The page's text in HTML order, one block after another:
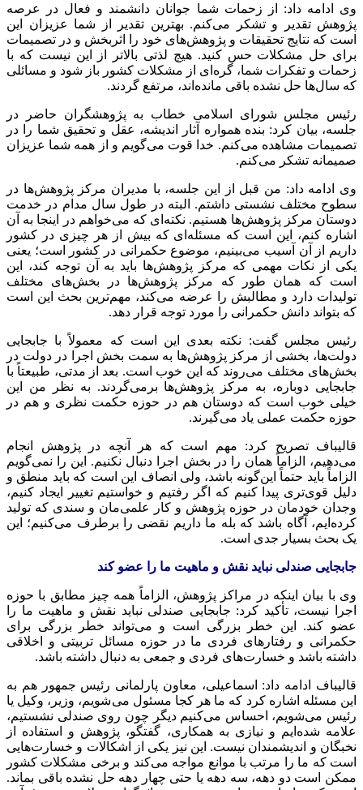
وی ادامه داد: از زحمات شما جوانان دانشمند و فعال در عرصه
پژوهش تقدیر و تشکر می‌کنم. بهترین تقدیر از شما عزیزان این
است که نتایج تحقیقات و پژوهش‌های خود را اثربخش و در تصمیمات
برای حل مشکلات حس کنید. هیچ لذتی بالاتر از این نیست که با
زحمات و تفکرات شما، گره‌ای از مشکلات کشور باز شود و مسائلی
که سال‌ها حل نشده باقی مانده‌اند، مرتفع گردند.
رئیس مجلس شورای اسلامی خطاب به پژوهشگران حاضر در
جلسه، بیان کرد: بنده همواره آثار اندیشه، عقل و تحقیق شما را در
تصمیمات مشاهده می‌کنم. خدا قوت می‌گویم و از همه شما عزیزان
صمیمانه تشکر می‌کنم.
وی ادامه داد: من قبل از این جلسه، با مدیران مرکز پژوهش‌ها در
سطوح مختلف نشستی داشتم. البته در طول سال مدام در خدمت
دوستان مرکز پژوهش‌ها هستیم. نکته‌ای که می‌خواهم در اینجا به آن
اشاره کنم، این است که مسئله‌ای که بیش از هر چیزی در کشور
داریم از آن آسیب می‌بینیم، موضوع حکمرانی در کشور است؛ یعنی
یکی از نکات مهمی که مرکز پژوهش‌ها باید به آن توجه کند، این
است که همان طور که مرکز پژوهش‌ها در بخش‌های مختلف
تولیدات دارد و مطالبش را عرضه می‌کند، مهم‌ترین بحث این است
که بتواند دانش حکمرانی را مورد توجه قرار دهد.
رئیس مجلس گفت: نکته بعدی این است که معمولاً با جابجایی
دولت‌ها، بخشی از مرکز پژوهش‌ها به سمت بخش اجرا در دولت در
بخش‌های مختلف می‌روند که این خوب است. بعد از مدتی، طبیعتاً با
جابجایی دوباره، به مرکز پژوهش‌ها برمی‌گردند. به نظر من این
خیلی خوب است که دوستان هم در حوزه حکمت نظری و هم در
حوزه حکمت عملی یاد می‌گیرند.
قالیباف تصریح کرد: مهم است که هر آنچه در پژوهش انجام
می‌دهیم، الزاماً همان را در بخش اجرا دنبال نکنیم. این را نمی‌گویم
الزاماً باید حتماً این‌گونه باشد، ولی انصاف این است که باید منطق و
دلیل قوی‌تری پیدا کنیم که اگر رفتیم و خواستیم تغییر ایجاد کنیم،
وجدان خودمان در حوزه پژوهش و کار علمی‌مان و سندی که تولید
کرده‌ایم، آگاه باشد که بله ما داریم نقضی را برطرف می‌کنیم؛ این
یک بحث بسیار جدی است.
جابجایی صندلی نباید نقش و ماهیت ما را عضو کند
وی با بیان اینکه در مراکز پژوهش، الزاماً همه چیز مطابق با حوزه
اجرا نیست، تأکید کرد: جابجایی صندلی نباید نقش و ماهیت ما را
عضو کند. این خطر بزرگی است و می‌تواند خطر بزرگی برای
حکمرانی و رفتارهای فردی ما در حوزه مسائل تربیتی و اخلاقی
داشته باشد و خسارت‌های فردی و جمعی به دنبال داشته باشد.
قالیباف ادامه داد: اسماعیلی، معاون پارلمانی رئیس جمهور هم به
این مسئله اشاره کرد که ما هر کجا مسئول می‌شویم، وزیر، وکیل یا
رئیس می‌شویم، احساس می‌کنیم دیگر چون روی صندلی نشستیم،
علامه شده‌ایم و نیازی به همکاری، گفتگو، پژوهش و استفاده از
نخبگان و اندیشمندان نیست. این نیز یکی از اشکالات و خسارت‌هایی
است که ما را مرتب با موانع مواجه می‌کند و برخی مشکلات کشور
ممکن است دو دهه، سه دهه یا حتی چهار دهه حل نشده باقی بماند.